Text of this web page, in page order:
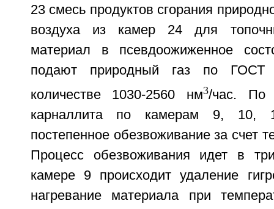
23 смесь продуктов сгорания
воздуха из камер 24 для
материал в псевдоожиженное
подают природный газ по
количестве 1030-2560 нм3/час. По
карналлита по камерам 9, 10,
постепенное обезвоживание за счет
Процесс обезвоживания идет в
камере 9 происходит удаление
нагревание материала при